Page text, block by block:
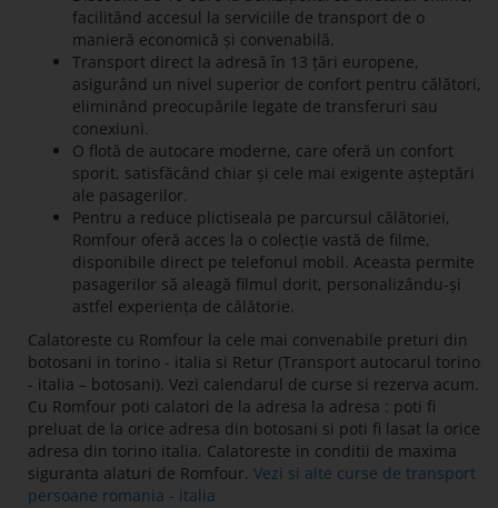
facilitând accesul la serviciile de transport de o
manieră economică și convenabilă.
Transport direct la adresă în 13 țări europene,
asigurând un nivel superior de confort pentru călători,
eliminând preocupările legate de transferuri sau
conexiuni.
O flotă de autocare moderne, care oferă un confort
sporit, satisfăcând chiar și cele mai exigente așteptări
ale pasagerilor.
Pentru a reduce plictiseala pe parcursul călătoriei,
Romfour oferă acces la o colecție vastă de filme,
disponibile direct pe telefonul mobil. Aceasta permite
pasagerilor să aleagă filmul dorit, personalizându-și
astfel experiența de călătorie.
Calatoreste cu Romfour la cele mai convenabile preturi din
botosani in torino - italia si Retur (Transport autocarul torino
- italia – botosani). Vezi calendarul de curse si rezerva acum.
Cu Romfour poti calatori de la adresa la adresa : poti fi
preluat de la orice adresa din botosani si poti fi lasat la orice
adresa din torino italia. Calatoreste in conditii de maxima
siguranta alaturi de Romfour. Vezi si alte curse de transport
persoane romania - italia